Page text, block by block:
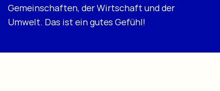
Gemeinschaften, der Wirtschaft und der
Umwelt. Das ist ein gutes Gefühl!